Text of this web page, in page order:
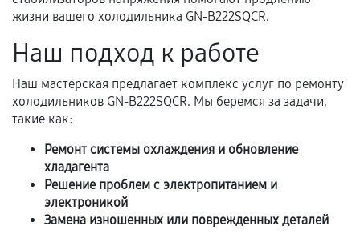
перегрев, коррозия.
Самостоятельный ремонт или вмешательство
третьих лиц.
Естественный износ деталей, если иное не
предусмотрено отдельно.
срока.
Программные сбои, если это не указано в
отдельных условиях.
жизни вашего холодильника GN-B222SQCR.
Наш подход к работе
Наш мастерская предлагает комплекс услуг по ремонту
холодильников GN-B222SQCR. Мы беремся за задачи,
такие как:
Ремонт системы охлаждения и обновление
хладагента
Решение проблем с электропитанием и
электроникой
Замена изношенных или поврежденных деталей